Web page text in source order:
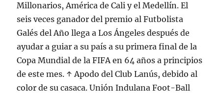
Millonarios, América de Cali y el Medellín. El
seis veces ganador del premio al Futbolista
Galés del Año llega a Los Ángeles después de
ayudar a guiar a su país a su primera final de la
Copa Mundial de la FIFA en 64 años a principios
de este mes. ↑ Apodo del Club Lanús, debido al
color de su casaca. Unión Indulana Foot-Ball